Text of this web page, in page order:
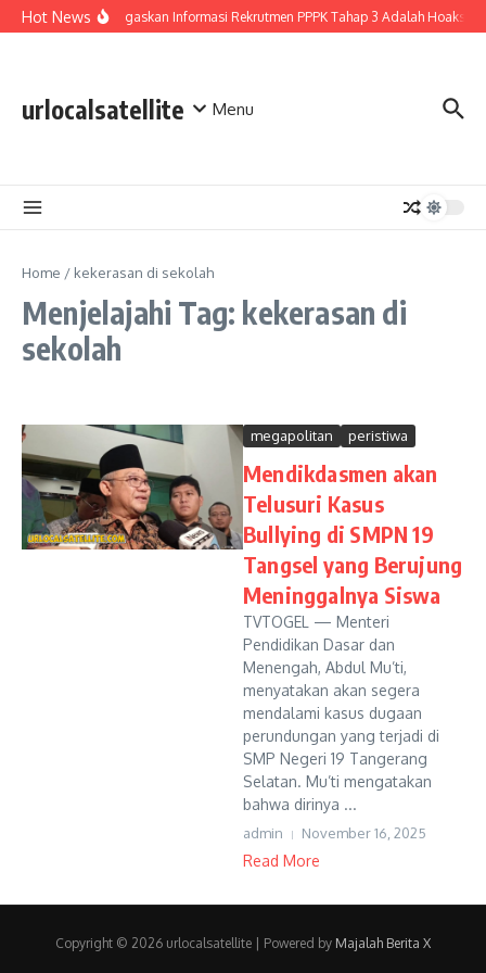
Lewati ke konten
Hot NewsBGN Tegaskan Informasi Rekrutmen PPPK Tahap 3 Adalah Hoaks
urlocalsatellite Menu
Home / kekerasan di sekolah
Menjelajahi Tag: kekerasan di
sekolah
megapolitan peristiwa
Mendikdasmen akan
Telusuri Kasus
Bullying di SMPN 19
Tangsel yang Berujung
Meninggalnya Siswa
TVTOGEL — Menteri
Pendidikan Dasar dan
Menengah, Abdul Mu’ti,
menyatakan akan segera
mendalami kasus dugaan
perundungan yang terjadi di
SMP Negeri 19 Tangerang
Selatan. Mu’ti mengatakan
bahwa dirinya ...
admin November 16, 2025
Read More
Copyright © 2026 urlocalsatellite | Powered by Majalah Berita X